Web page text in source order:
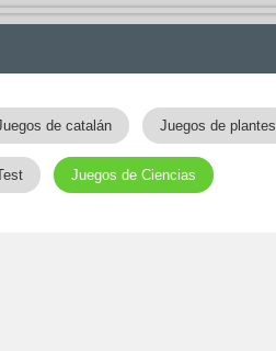
de catalán Juegos de plantes
Juegos de Ciencias